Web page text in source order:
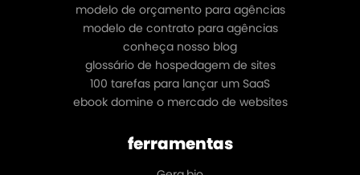
modelo de orçamento para agências
modelo de contrato para agências
conheça nosso blog
glossário de hospedagem de sites
100 tarefas para lançar um SaaS
ebook domine o mercado de websites
ferramentas